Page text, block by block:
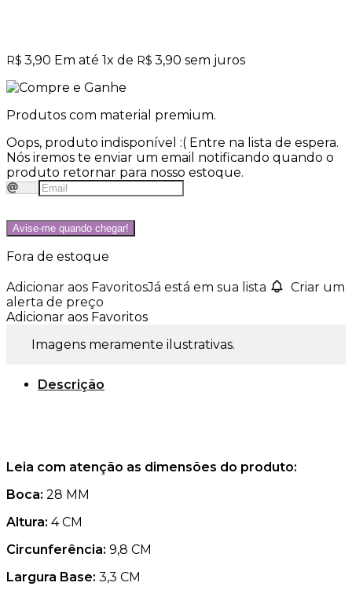
R$ 3,90 Em até 1x de R$ 3,90 sem juros
Produtos com material premium.
Oops, produto indisponível :( Entre na lista de espera.
Nós iremos te enviar um email notificando quando o
produto retornar para nosso estoque.
Avise-me quando chegar!
Fora de estoque
Adicionar aos FavoritosJá está em sua lista
Criar um
alerta de preço
Adicionar aos Favoritos
Imagens meramente ilustrativas.
Descrição
Leia com atenção as dimensões do produto:
Boca: 28 MM
Altura: 4 CM
Circunferência: 9,8 CM
Largura Base: 3,3 CM